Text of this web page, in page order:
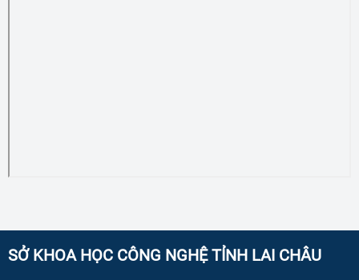
SỞ KHOA HỌC CÔNG NGHỆ TỈNH LAI CHÂU